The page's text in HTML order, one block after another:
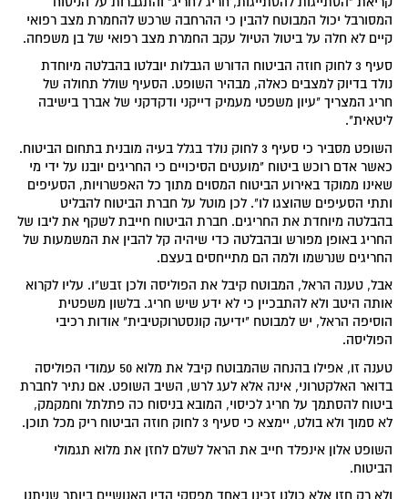
המסורבל יכול המבוטח להבין כי ההרחבה שרכש להחמרת מצב רפואי
קיים לא חלה על ביטול הטיול עקב החמרת מצב רפואי של בן משפחה.
סעיף 3 לחוק חוזה הביטוח הדורש הגבלות יובלטו בהבלטה מיוחדת
נולד בדיוק למצבים כאלה, מבהיר השופט. הסעיף שולל תחולה של
חריג המצריך "עיון משפטי מעמיק דייקני ודקדקני של אברך בישיבה
ליטאית".
השופט מסביר כי סעיף 3 לחוק נולד בגלל בעיה מובנית בתחום הביטוח.
כאשר אדם רוכש ביטוח "מועטים הסיכויים כי החריגים יובנו על ידי מי
שאינו ממוקד באירוע הביטוח המסוים מתוך כל האפשרויות, הסעיפים
ותתי הסעיפים שהוצגו לו". לכן מוטל על חברת הביטוח להבליט
בהבלטה מיוחדת את החריגים. חברת הביטוח חייבת לשקף את ליבו של
החריג באופן מפורש ובהבלטה כדי שיהיה קל להבין את המשמעות של
החריגים שנרשמו ולמה הם מתייחסים בעצם.
אבל, טענה הראל, המבוטח קיבל את הפוליסה ולכן זבש"ו. עליו לקרוא
אותה היטב ולא להתבכיין כי לא ידע שיש חריג. בלשון משפטית
הוסיפה הראל, יש למבוטח "ידיעה קונסטרוקטיבית" אודות רכיבי
הפוליסה.
טענה זו, אפילו בהנחה שהמבוטח קיבל את מלוא 50 עמודי הפוליסה
בדואר האלקטרוני, אינה אלא לעג לרש, השיב השופט. אם נתיר לחברת
ביטוח להסתמך על חריג לכיסוי, המובא בניסוח כה פתלתל וחמקמק,
לא סמוך ולא בולט, יימצא כי סעיף 3 לחוק חוזה הביטוח ריק מכל תוכן.
השופט אלון אינפלד חייב את הראל לשלם לחזן את מלוא תגמולי
הביטוח.
ולא רק חזן אלא כולנו זכינו באחד מפסקי הדין האנושיים ביותר שניתנו